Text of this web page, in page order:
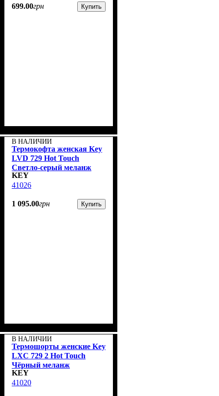
699.00грн Купить
В НАЛИЧИИ
Термокофта женская Key
LVD 729 Hot Touch
Cветло-серый меланж
KEY
41026
1 095.00грн Купить
В НАЛИЧИИ
Термошорты женские Key
LXС 729 2 Hot Touch
Чёрный меланж
KEY
41020